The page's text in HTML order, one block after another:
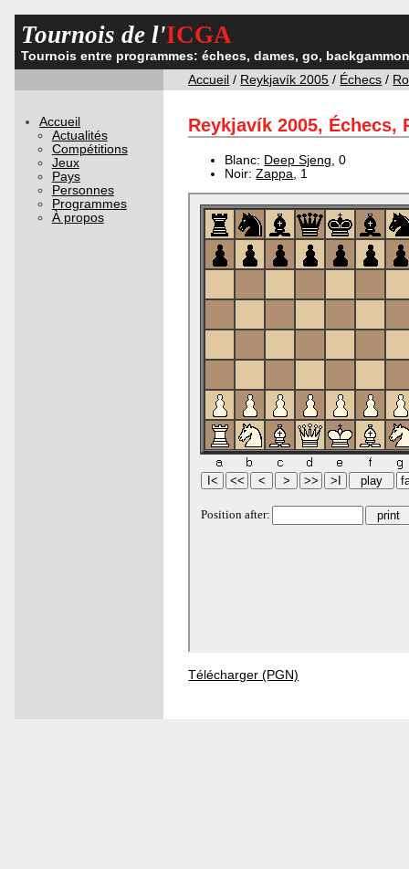
Tournois de l'ICGA
Tournois entre programmes: échecs, dames, go,
Accueil / Reykjavík 2005 / Échecs /
Accueil
Actualités
Compétitions
Jeux
Pays
Personnes
Programmes
À propos
Reykjavík 2005, Échecs,
Blanc: Deep Sjeng , 0
Noir:Zappa , 1
Télécharger (PGN)